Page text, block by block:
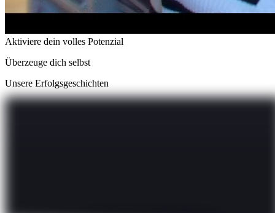
Aktiviere dein volles Potenzial
Überzeuge dich selbst
Unsere Erfolgsgeschichten